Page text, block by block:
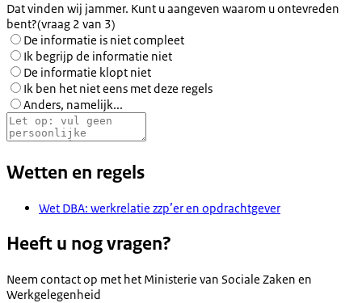
Dat vinden wij jammer. Kunt u aangeven waarom u ontevreden
bent?(vraag 2 van 3)
De informatie is niet compleet
Ik begrijp de informatie niet
De informatie klopt niet
Ik ben het niet eens met deze regels
Anders, namelijk...
Wetten en regels
Wet DBA: werkrelatie zzp’er en opdrachtgever
Heeft u nog vragen?
Neem contact op met het Ministerie van Sociale Zaken en
Werkgelegenheid